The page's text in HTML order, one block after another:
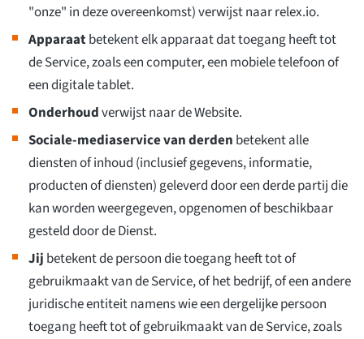
"onze" in deze overeenkomst) verwijst naar relex.io.
Apparaatbetekent elk apparaat dat toegang heeft tot
de Service, zoals een computer, een mobiele telefoon of
een digitale tablet.
Onderhoudverwijst naar de Website.
Sociale-mediaservice van derden betekent alle
diensten of inhoud (inclusief gegevens, informatie,
producten of diensten) geleverd door een derde partij die
kan worden weergegeven, opgenomen of beschikbaar
gesteld door de Dienst.
Jij betekent de persoon die toegang heeft tot of
gebruikmaakt van de Service, of het bedrijf, of een andere
juridische entiteit namens wie een dergelijke persoon
toegang heeft tot of gebruikmaakt van de Service, zoals